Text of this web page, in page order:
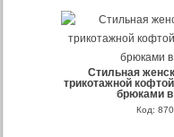
Стильная
трикотажной
брюками в
Код: